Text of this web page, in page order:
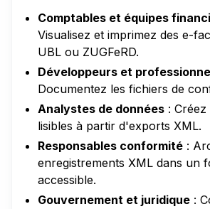
Comptables et équipes
Visualisez et imprimez des e-
UBL ou ZUGFeRD.
Développeurs et
Documentez les fichiers de
Analystes de données :
lisibles à partir d'exports XML.
Responsables conformité :
enregistrements XML dans un
accessible.
Gouvernement et juridique :